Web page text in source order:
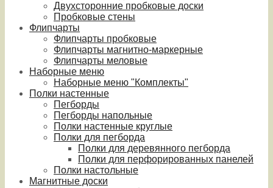
Двухсторонние пробковые доски
Пробковые стены
Флипчарты
Флипчарты пробковые
Флипчарты магнитно-маркерные
Флипчарты меловые
Наборные меню
Наборные меню "Комплекты"
Полки настенные
Пегборды
Пегборды напольные
Полки настенные круглые
Полки для пегборда
Полки для деревянного пегборда
Полки для перфорированных панелей
Полки настольные
Магнитные доски